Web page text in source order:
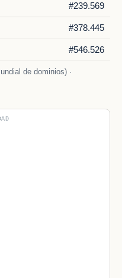
#239.569
#378.445
#546.526
de dominios) ·